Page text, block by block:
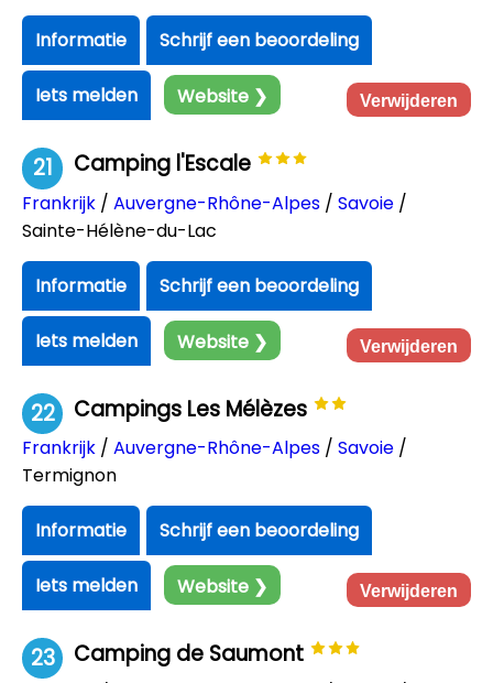
Informatie Schrijf een beoordeling
Iets melden Website ❯ Verwijderen
21 Camping l'Escale
Frankrijk / Auvergne-Rhône-Alpes / Savoie /
Sainte-Hélène-du-Lac
Informatie Schrijf een beoordeling
Iets melden Website ❯ Verwijderen
22 Campings Les Mélèzes
Frankrijk / Auvergne-Rhône-Alpes / Savoie /
Termignon
Informatie Schrijf een beoordeling
Iets melden Website ❯ Verwijderen
23 Camping de Saumont